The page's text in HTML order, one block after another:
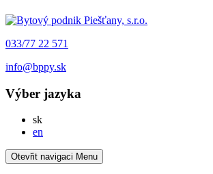
033/77 22 571
info@bppy.sk
Výber jazyka
skSlovensky
en
Otevřit navigaci Menu